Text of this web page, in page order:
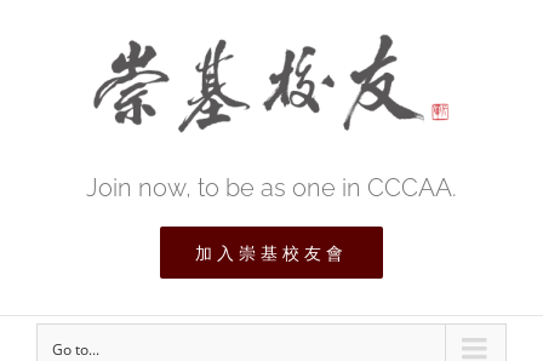
Join now, to be as one in CCCAA.
加入崇基校友會
Go to...